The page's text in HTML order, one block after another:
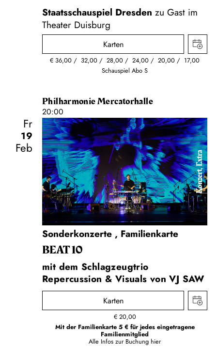
Staatsschauspiel Dresden zu Gast im
Theater Duisburg
Karten
€ 36,00 32,00 28,00 24,00 20,00
17,00
Schauspiel Abo S
Philharmonie Mercatorhalle
20:00
Fr
19
Feb
Konzert, Extra
Sonderkonzerte , Familienkarte
BEAT 10
mit dem Schlagzeugtrio
Repercussion & Visuals von VJ SAW
Karten
€ 20,00
Mit der Familienkarte 5 € für jedes eingetragene
Familienmitglied
Alle Infos zur Buchung hier